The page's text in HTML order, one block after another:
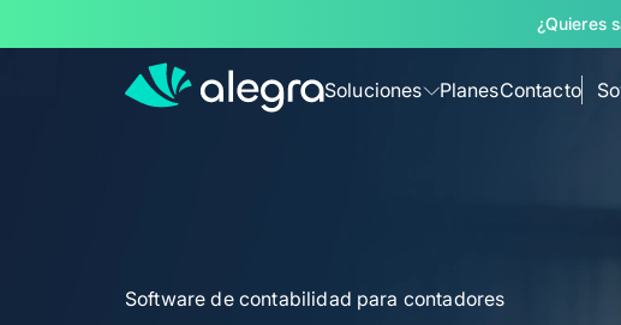
¿Quieres
Soluciones PlanesContacto
Software de contabilidad para contadores